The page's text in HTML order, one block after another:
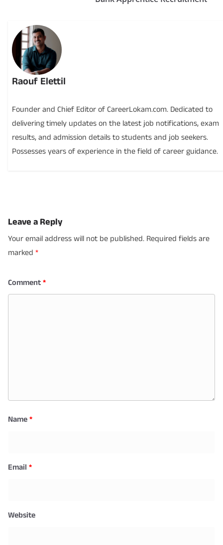
Raouf Elettil
Founder and Chief Editor of CareerLokam.com. Dedicated to
delivering timely updates on the latest job notifications, exam
results, and admission details to students and job seekers.
Possesses years of experience in the field of career guidance.
Leave a Reply
Your email address will not be published. Required fields are
marked *
Comment*
Name*
Email *
Website